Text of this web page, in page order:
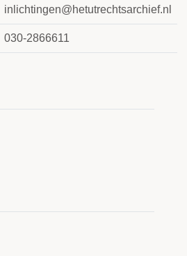
inlichtingen@hetutrechtsarchief.nl
030-2866611